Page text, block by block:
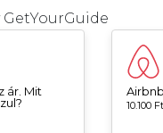
GetYourGuide
ár. Mit
Airbnb
10.100